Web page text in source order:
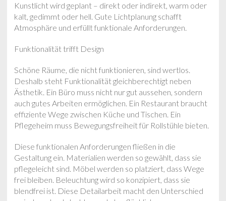
Kunstlicht wird geplant – direkt oder indirekt, warm oder
kalt, gedimmt oder hell. Gute Lichtplanung schafft
Atmosphäre und erfüllt funktionale Anforderungen.
Funktionalität trifft Design
Schöne Räume, die nicht funktionieren, sind wertlos.
Deshalb steht Funktionalität gleichberechtigt neben
Ästhetik. Ein Büro muss nicht nur gut aussehen, sondern
auch gutes Arbeiten ermöglichen. Ein Restaurant braucht
effiziente Wege zwischen Küche und Tischen. Ein
Pflegeheim muss Bewegungsfreiheit für Rollstühle bieten.
Diese funktionalen Anforderungen fließen in die
Gestaltung ein. Materialien werden so gewählt, dass sie
pflegeleicht sind. Möbel werden so platziert, dass Wege
frei bleiben. Beleuchtung wird so konzipiert, dass sie
blendfrei ist. Diese Detailarbeit macht den Unterschied